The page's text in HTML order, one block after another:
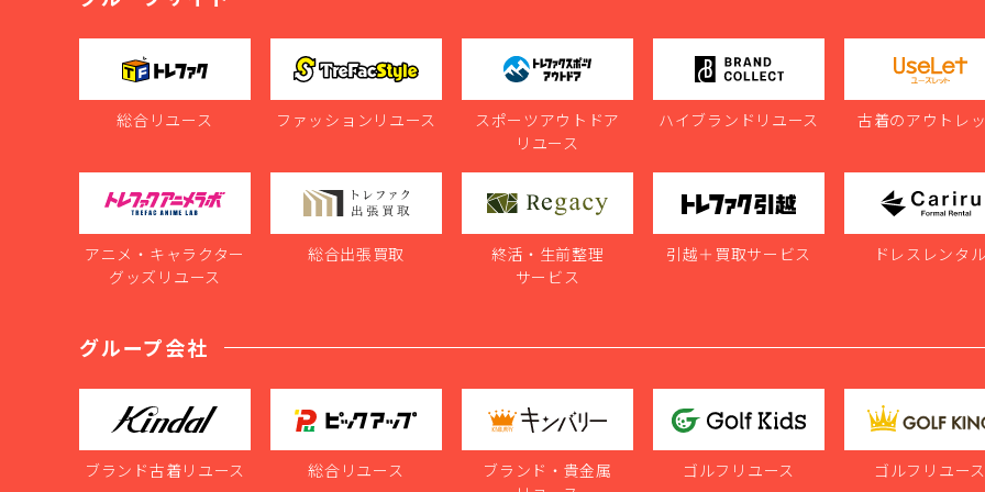
総合リユース ファッションリユース
スポーツアウトドア
リユース
ハイブランドリユース 古着のアウトレ
アニメ・キャラクター
グッズリユース
総合出張買取
終活・生前整理
サービス
引越＋買取サービス ドレスレンタ
グループ会社
ブランド古着リユース 総合リユース
ブランド・貴金属
ゴルフリユース ゴルフリユース